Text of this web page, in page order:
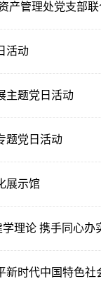
管理处党支部
活动
主题党日活动
题党日活动
展示馆
理论 携手同心办
新时代中国特色